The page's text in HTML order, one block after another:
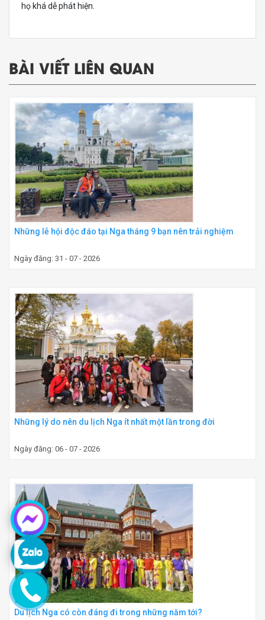
họ khá dễ phát hiện.
BÀI VIẾT LIÊN QUAN
Những lễ hội độc đáo tại Nga tháng 9 bạn nên trải nghiệm
Ngày đăng: 31 - 07 - 2026
Những lý do nên du lịch Nga ít nhất một lần trong đời
Ngày đăng: 06 - 07 - 2026
Du lịch Nga có còn đáng đi trong những năm tới?